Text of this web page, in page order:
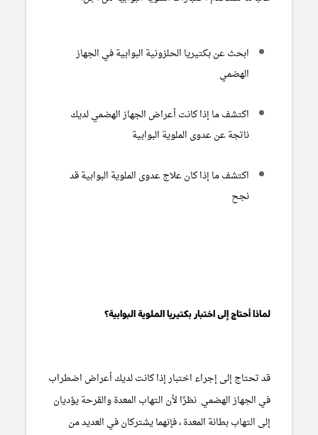
ابحث عن بكتيريا الحلزونية البوابية في الجهاز
الهضمي
اكتشف ما إذا كانت أعراض الجهاز الهضمي لديك
ناتجة عن عدوى الملوية البوابية
اكتشف ما إذا كان علاج عدوى الملوية البوابية قد
نجح
لماذا أحتاج إلى اختبار بكتيريا الملوية البوابية؟
قد تحتاج إلى إجراء اختبار إذا كانت لديك أعراض اضطراب
في الجهاز الهضمي. نظرًا لأن التهاب المعدة والقرحة يؤديان
إلى التهاب بطانة المعدة ، فإنهما يشتركان في العديد من